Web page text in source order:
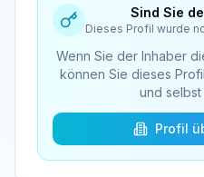
Sind Sie
Dieses Profil wurde
Wenn Sie der Inhaber
können Sie dieses
und
Profil